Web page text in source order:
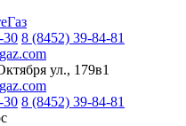
30 8 (8452) 39-84-81
ул., 179в1
30 8 (8452) 39-84-81